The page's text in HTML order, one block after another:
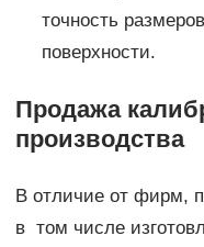
точность
Продажа
производства
В отличие от фирм,
в том числе